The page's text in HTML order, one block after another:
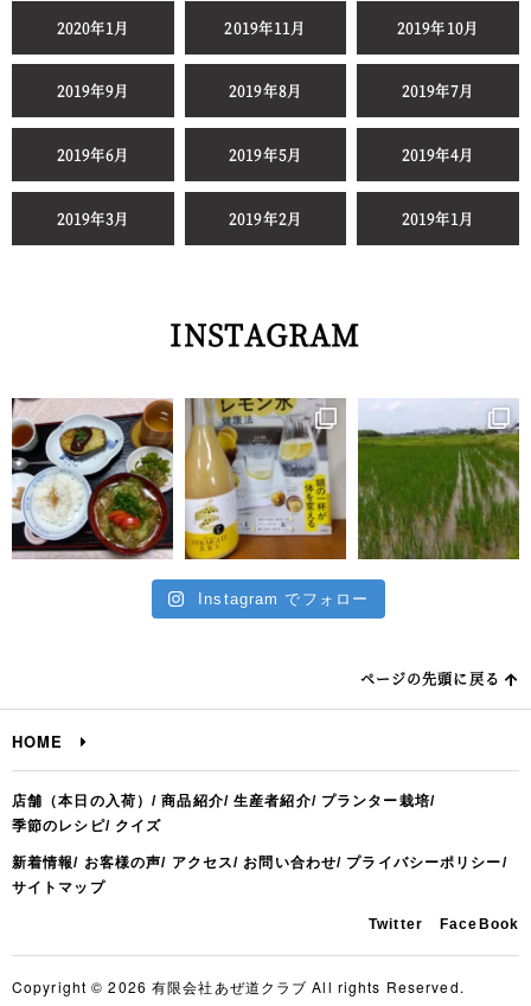
2020年1月 2019年11月 2019年10月
2019年9月 2019年8月 2019年7月
2019年6月 2019年5月 2019年4月
2019年3月 2019年2月 2019年1月
INSTAGRAM
Instagram でフォロー
ページの先頭に戻る
HOME
店舗（本日の入荷） 商品紹介 生産者紹介
プランター栽培
季節のレシピ
クイズ
新着情報 お客様の声 アクセス お問い合わせ
プライバシーポリシー
サイトマップ
Twitter FaceBook
Copyright © 2026 有限会社あぜ道クラブ All rights Reserved.